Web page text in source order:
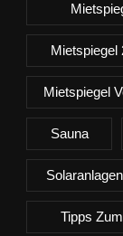
Mietspiegel
Mietspiegel
Sauna
Solaranlagen
Tipps